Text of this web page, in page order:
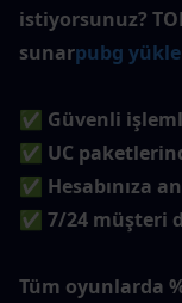
istiyorsunuz?
sunarpubg
✅ Güvenli
✅ UC
✅ Hesabınıza
✅ 7/24 müşteri
Tüm oyunlarda